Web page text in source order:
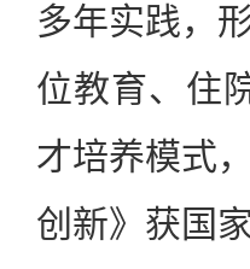
多年实践，
位教育、住
才培养模式
创新》获国